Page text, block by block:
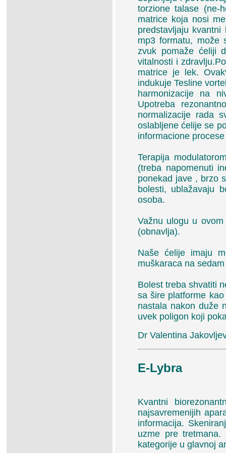
torzione talase (ne-
matrice koja nosi
predstavljaju
mp3 formatu, može
zvuk pomaže ćeliji
vitalnosti i
matrice je lek.
indukuje Tesline
harmonizacije na
Upotreba
normalizacije rada
oslabljene ćelije se
informacione
Terapija
(treba napomenuti
ponekad jave , brzo
bolesti, ublažavaju
osoba.
Važnu ulogu u
(obnavlja).
Naše ćelije imaju
muškaraca na
Bolest treba shvatiti
sa šire platforme
nastala nakon duže
uvek poligon koji
Dr Valentina
E-Lybra
Kvantni
najsavremenijih
informacija.
uzme pre
kategorije u glavnoj